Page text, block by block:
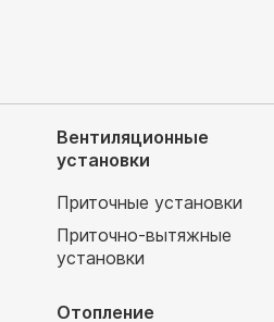
Вентиляционные
установки
Приточные установки
Приточно-вытяжные
установки
Отопление